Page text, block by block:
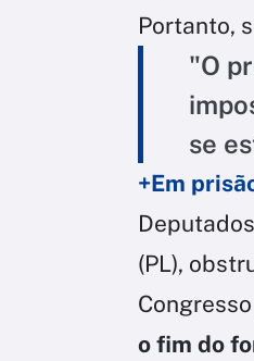
Portanto,
"O
se
+Em
(PL),
o fim do